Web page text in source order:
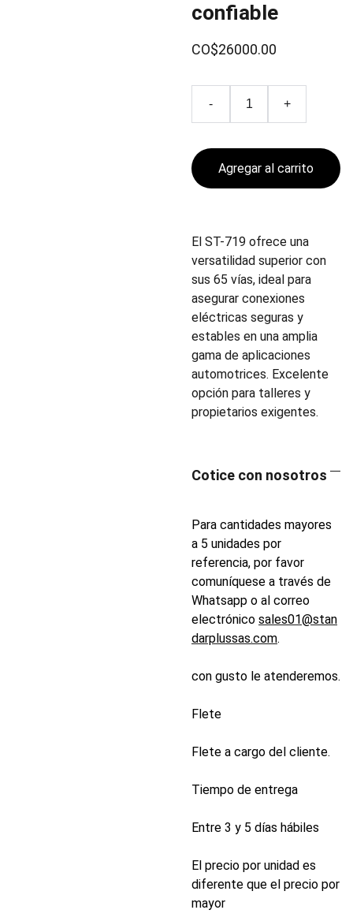
confiable
CO$26000.00
- +
Agregar al carrito
El ST-719 ofrece una
versatilidad superior con
sus 65 vías, ideal para
asegurar conexiones
eléctricas seguras y
estables en una amplia
gama de aplicaciones
automotrices. Excelente
opción para talleres y
propietarios exigentes.
Cotice con nosotros
Para cantidades mayores
a 5 unidades por
referencia, por favor
comuníquese a través de
Whatsapp o al correo
electrónico sales01@stan
darplussas.com.
con gusto le atenderemos.
Flete
Flete a cargo del cliente.
Tiempo de entrega
Entre 3 y 5 días hábiles
El precio por unidad es
diferente que el precio por
mayor